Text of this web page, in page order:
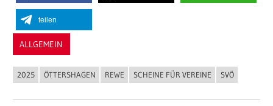
teilen
ALLGEMEIN
2025 ÖTTERSHAGEN REWE SCHEINE FÜR VEREINE SVÖ